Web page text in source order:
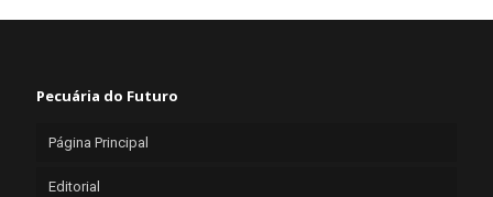
Pecuária do Futuro
Página Principal
Editorial